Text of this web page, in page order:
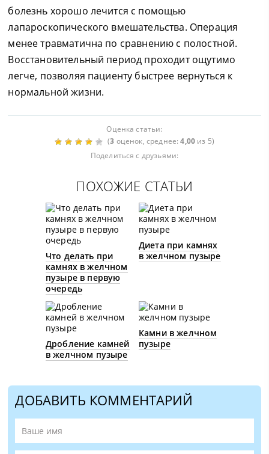
болезнь хорошо лечится с помощью
лапароскопического вмешательства. Операция
менее травматична по сравнению с полостной.
Восстановительный период проходит ощутимо
легче, позволяя пациенту быстрее вернуться к
нормальной жизни.
Оценка статьи:
(3 оценок, среднее:4,00 из 5)
Поделиться с друзьями:
ПОХОЖИЕ СТАТЬИ
Что делать при
камнях в желчном
пузыре в первую
очередь
Диета при камнях
в желчном пузыре
Дробление камней
в желчном пузыре
Камни в желчном
пузыре
ДОБАВИТЬ КОММЕНТАРИЙ